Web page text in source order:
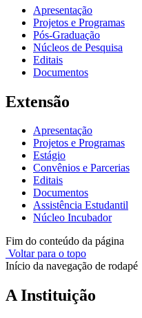
Apresentação
Projetos e Programas
Pós-Graduação
Núcleos de Pesquisa
Editais
Documentos
Extensão
Apresentação
Projetos e Programas
Estágio
Convênios e Parcerias
Editais
Documentos
Assistência Estudantil
Núcleo Incubador
Fim do conteúdo da página
Voltar para o topo
Início da navegação de rodapé
A Instituição